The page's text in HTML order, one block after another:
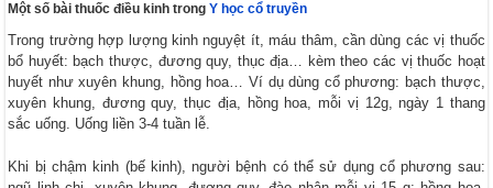
Một số bài thuốc điều kinh trongY học cổ truyền
Trong trường hợp lượng kinh nguyệt ít, máu thâm, cần dùng các vị thuốc
bổ huyết: bạch thược, đương quy, thục địa… kèm theo các vị thuốc hoạt
huyết như xuyên khung, hồng hoa… Ví dụ dùng cổ phương: bạch thược,
xuyên khung, đương quy, thục địa, hồng hoa, mỗi vị 12g, ngày 1 thang
sắc uống. Uống liền 3-4 tuần lễ.
Khi bị chậm kinh (bế kinh), người bệnh có thể sử dụng cổ phương sau: